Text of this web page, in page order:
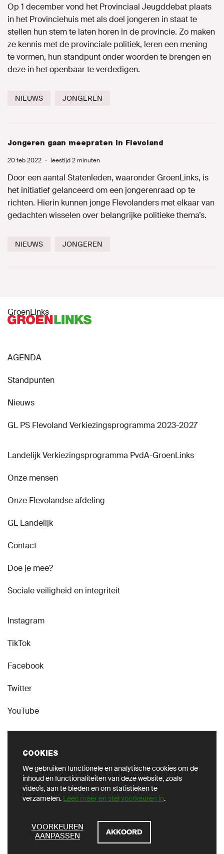
COOKIES
We gebruiken functionele en analytische cookies om de
inhoud en functionaliteiten van deze website, zoals
video’s, aan te bieden en om statistieken te
verzamelen. Lees meer en stel voorkeuren in.
VOORKEUREN
AANPASSEN
AKKOORD
Op 1 december vond het Provinciaal Jeugddebat plaats
in het Provinciehuis met als doel jongeren in staat te
stellen hun stem te laten horen in de provincie. Zo maken
ze kennis met de provinciale politiek, leren een mening
te vormen, hun standpunt onder woorden te brengen en
deze in het openbaar te verdedigen.
NIEUWS JONGEREN
Jongeren gaan meepraten in Flevoland
20 feb 2022 ・ leestijd 2 minuten
Door een aantal Statenleden, waaronder GroenLinks, is
het initiatief gelanceerd om een jongerenraad op te
richten. Hierin kunnen jonge Flevolanders met elkaar van
gedachten wisselen over belangrijke politieke thema’s.
NIEUWS JONGEREN
GroenLinks
AGENDA
Standpunten
Nieuws
GL PS Flevoland Verkiezingsprogramma 2023-2027
Landelijk Verkiezingsprogramma PvdA-GroenLinks
Onze mensen
Onze Flevolandse afdeling
GL Landelijk
Contact
Doe je mee?
Sociale veiligheid en integriteit
Instagram
TikTok
Facebook
Twitter
YouTube
SOCIALMEDIA
ZOEKEN